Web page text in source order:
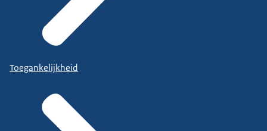
Toegankelijkheid